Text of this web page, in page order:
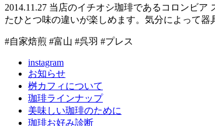
2014.11.27 当店のイチオシ珈琲であるコロンビ
たひとつ味の違いが楽しめます。気分によって器
#自家焙煎 #富山 #呉羽 #プレス
instagram
お知らせ
桝カフィについて
珈琲ラインナップ
美味しい珈琲のために
珈琲お好み診断